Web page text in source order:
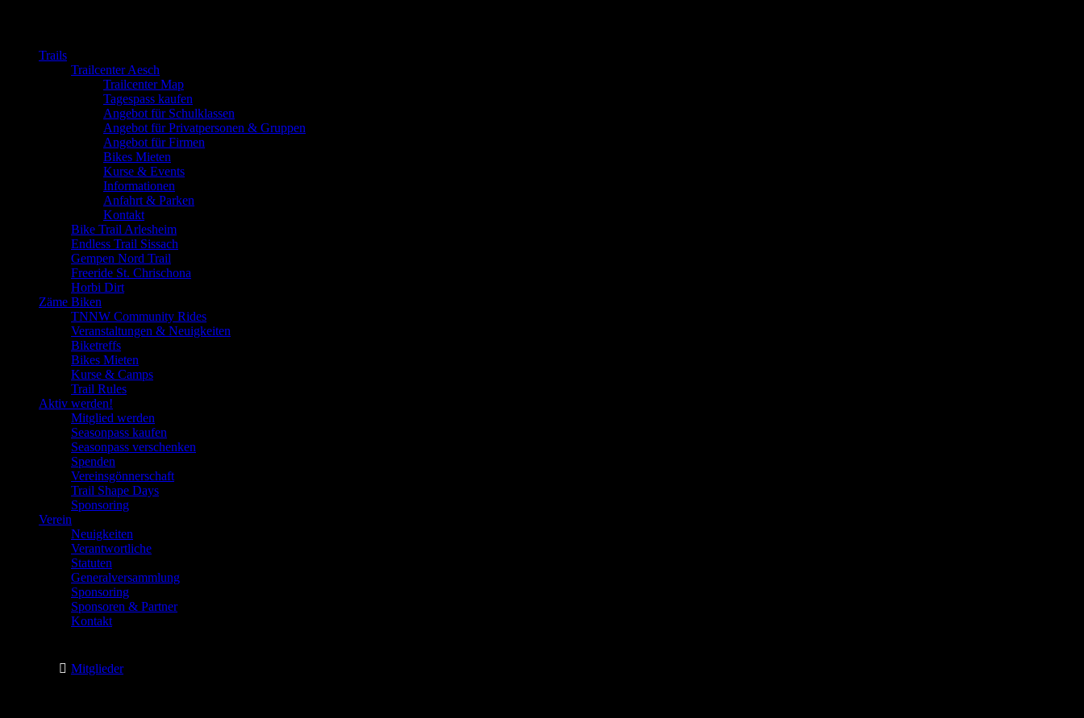
Trails
Trailcenter Aesch
Trailcenter Map
Tagespass kaufen
Angebot für Schulklassen
Angebot für Privatpersonen & Gruppen
Angebot für Firmen
Bikes Mieten
Kurse & Events
Informationen
Anfahrt & Parken
Kontakt
Bike Trail Arlesheim
Endless Trail Sissach
Gempen Nord Trail
Freeride St. Chrischona
Horbi Dirt
Zäme Biken
TNNW Community Rides
Veranstaltungen & Neuigkeiten
Biketreffs
Bikes Mieten
Kurse & Camps
Trail Rules
Aktiv werden!
Mitglied werden
Seasonpass kaufen
Seasonpass verschenken
Spenden
Vereinsgönnerschaft
Trail Shape Days
Sponsoring
Verein
Neuigkeiten
Verantwortliche
Statuten
Generalversammlung
Sponsoring
Sponsoren & Partner
Kontakt
Mitglieder